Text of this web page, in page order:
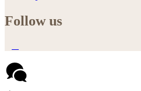
Follow us